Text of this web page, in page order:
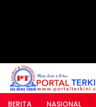
BERITA NASIONAL